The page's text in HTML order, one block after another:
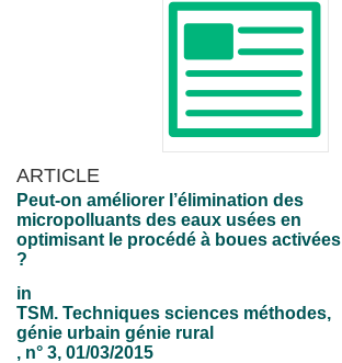
ARTICLE
Peut-on améliorer l’élimination des
micropolluants des eaux usées en
optimisant le procédé à boues activées
?
in
TSM. Techniques sciences méthodes,
génie urbain génie rural
, n° 3, 01/03/2015